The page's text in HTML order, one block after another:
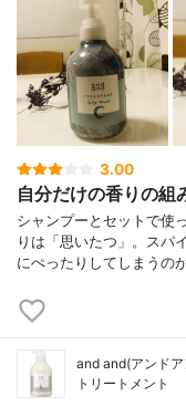
3.00
自分だけの香りの組
シャンプーとセットで使
りは「思いたつ」。スパ
にぺったりしてしまうの
and and(アンドア
トリートメント